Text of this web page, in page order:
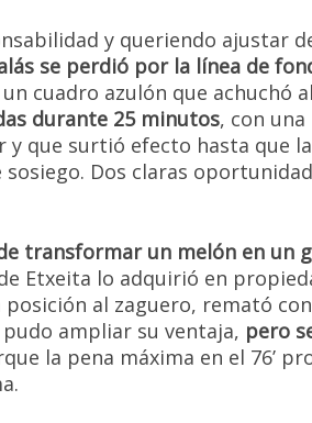
y queriendo ajustar
se perdió por la línea de
cuadro azulón que achuchó al
durante 25 minutos, con
que surtió efecto hasta que
Dos claras
transformar un melón en un
Etxeita lo adquirió en
al zaguero, remató
ampliar su ventaja, pero
la pena máxima en el 76’